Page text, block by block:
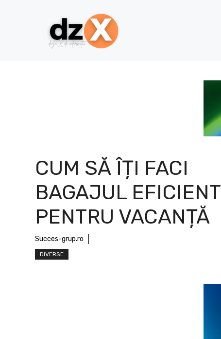
CUM SĂ ÎȚI FACI
BAGAJUL EFICIENT
PENTRU VACANȚĂ
Succes-grup.ro
DIVERSE